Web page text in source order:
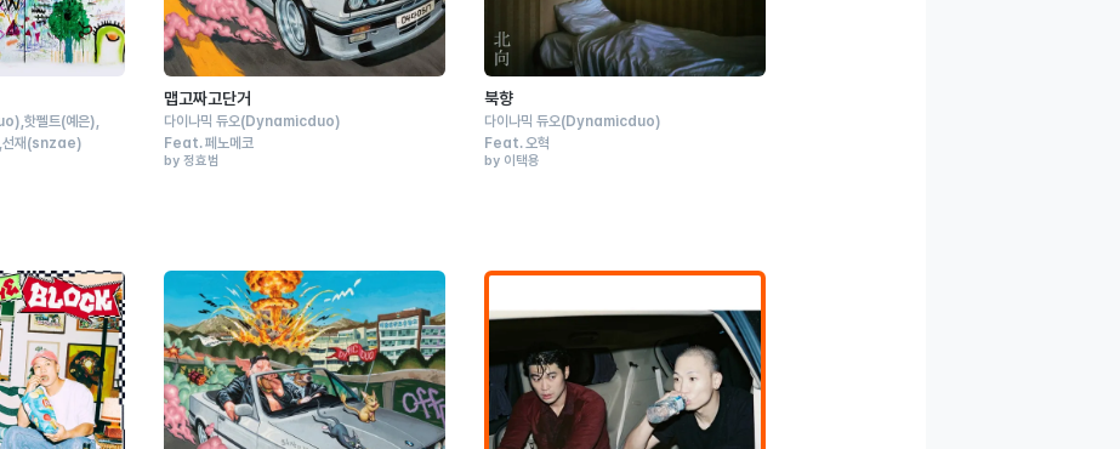
핫펠트(예은)
선재 (snzae)
맵고짜고단거
다이나믹 듀오(Dynamicduo)
Feat.페노메코
by 정효범
북향
다이나믹 듀오(Dynamicduo)
Feat.오혁
by 이택용